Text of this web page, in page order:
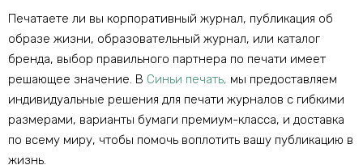
Печатаете ли вы корпоративный журнал, публикация об
образе жизни, образовательный журнал, или каталог
бренда, выбор правильного партнера по печати имеет
решающее значение. В Синьи печать, мы предоставляем
индивидуальные решения для печати журналов с гибкими
размерами, варианты бумаги премиум-класса, и доставка
по всему миру, чтобы помочь воплотить вашу публикацию в
жизнь.